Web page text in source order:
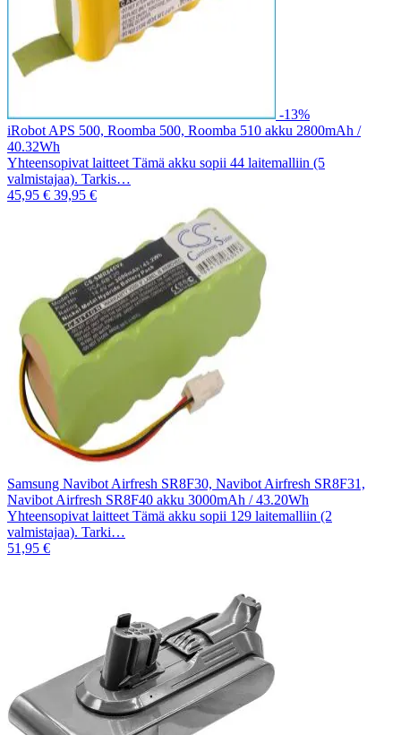
-13%
iRobot APS 500, Roomba 500, Roomba 510 akku 2800mAh /
40.32Wh
Yhteensopivat laitteet Tämä akku sopii 44 laitemalliin (5
valmistajaa). Tarkis…
45,95 € 39,95 €
Samsung Navibot Airfresh SR8F30, Navibot Airfresh SR8F31,
Navibot Airfresh SR8F40 akku 3000mAh / 43.20Wh
Yhteensopivat laitteet Tämä akku sopii 129 laitemalliin (2
valmistajaa). Tarki…
51,95 €